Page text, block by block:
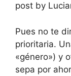
post by
Pues no te
prioritaria.
«género») y
sepa por